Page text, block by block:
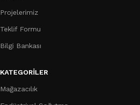
Projelerimiz
Teklif Formu
Bilgi Bankası
KATEGORILER
Mağazacılık